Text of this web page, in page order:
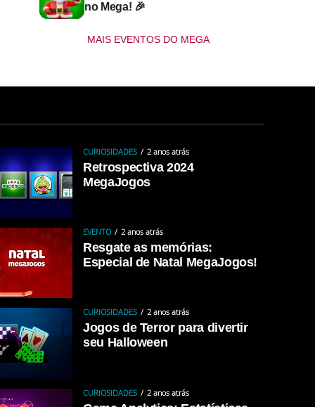
no Mega! 🎉
MAIS EVENTOS DO MEGA
CURIOSIDADES 2 anos atrás
Retrospectiva 2024
MegaJogos
EVENTO 2 anos atrás
Resgate as memórias:
Especial de Natal MegaJogos!
CURIOSIDADES 2 anos atrás
Jogos de Terror para divertir
seu Halloween
CURIOSIDADES 2 anos atrás